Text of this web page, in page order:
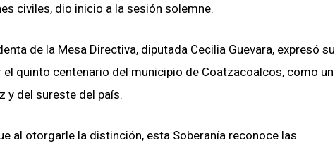
civiles, dio inicio a la sesión solemne.
de la Mesa Directiva, diputada Cecilia Guevara, expresó su
quinto centenario del municipio de Coatzacoalcos, como un
y del sureste del país.
al otorgarle la distinción, esta Soberanía reconoce las